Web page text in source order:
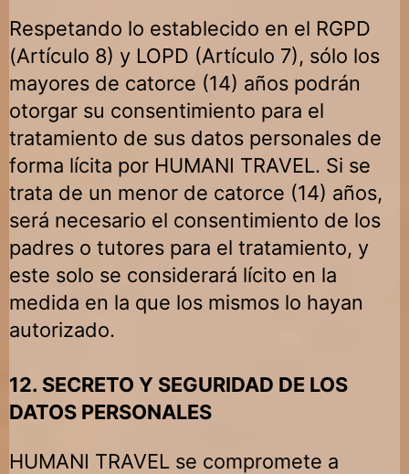
Respetando lo establecido en el RGPD
(Artículo 8) y LOPD (Artículo 7), sólo los
mayores de catorce (14) años podrán
otorgar su consentimiento para el
tratamiento de sus datos personales de
forma lícita por HUMANI TRAVEL. Si se
trata de un menor de catorce (14) años,
será necesario el consentimiento de los
padres o tutores para el tratamiento, y
este solo se considerará lícito en la
medida en la que los mismos lo hayan
autorizado.
12. SECRETO Y SEGURIDAD DE LOS
DATOS PERSONALES
HUMANI TRAVEL se compromete a